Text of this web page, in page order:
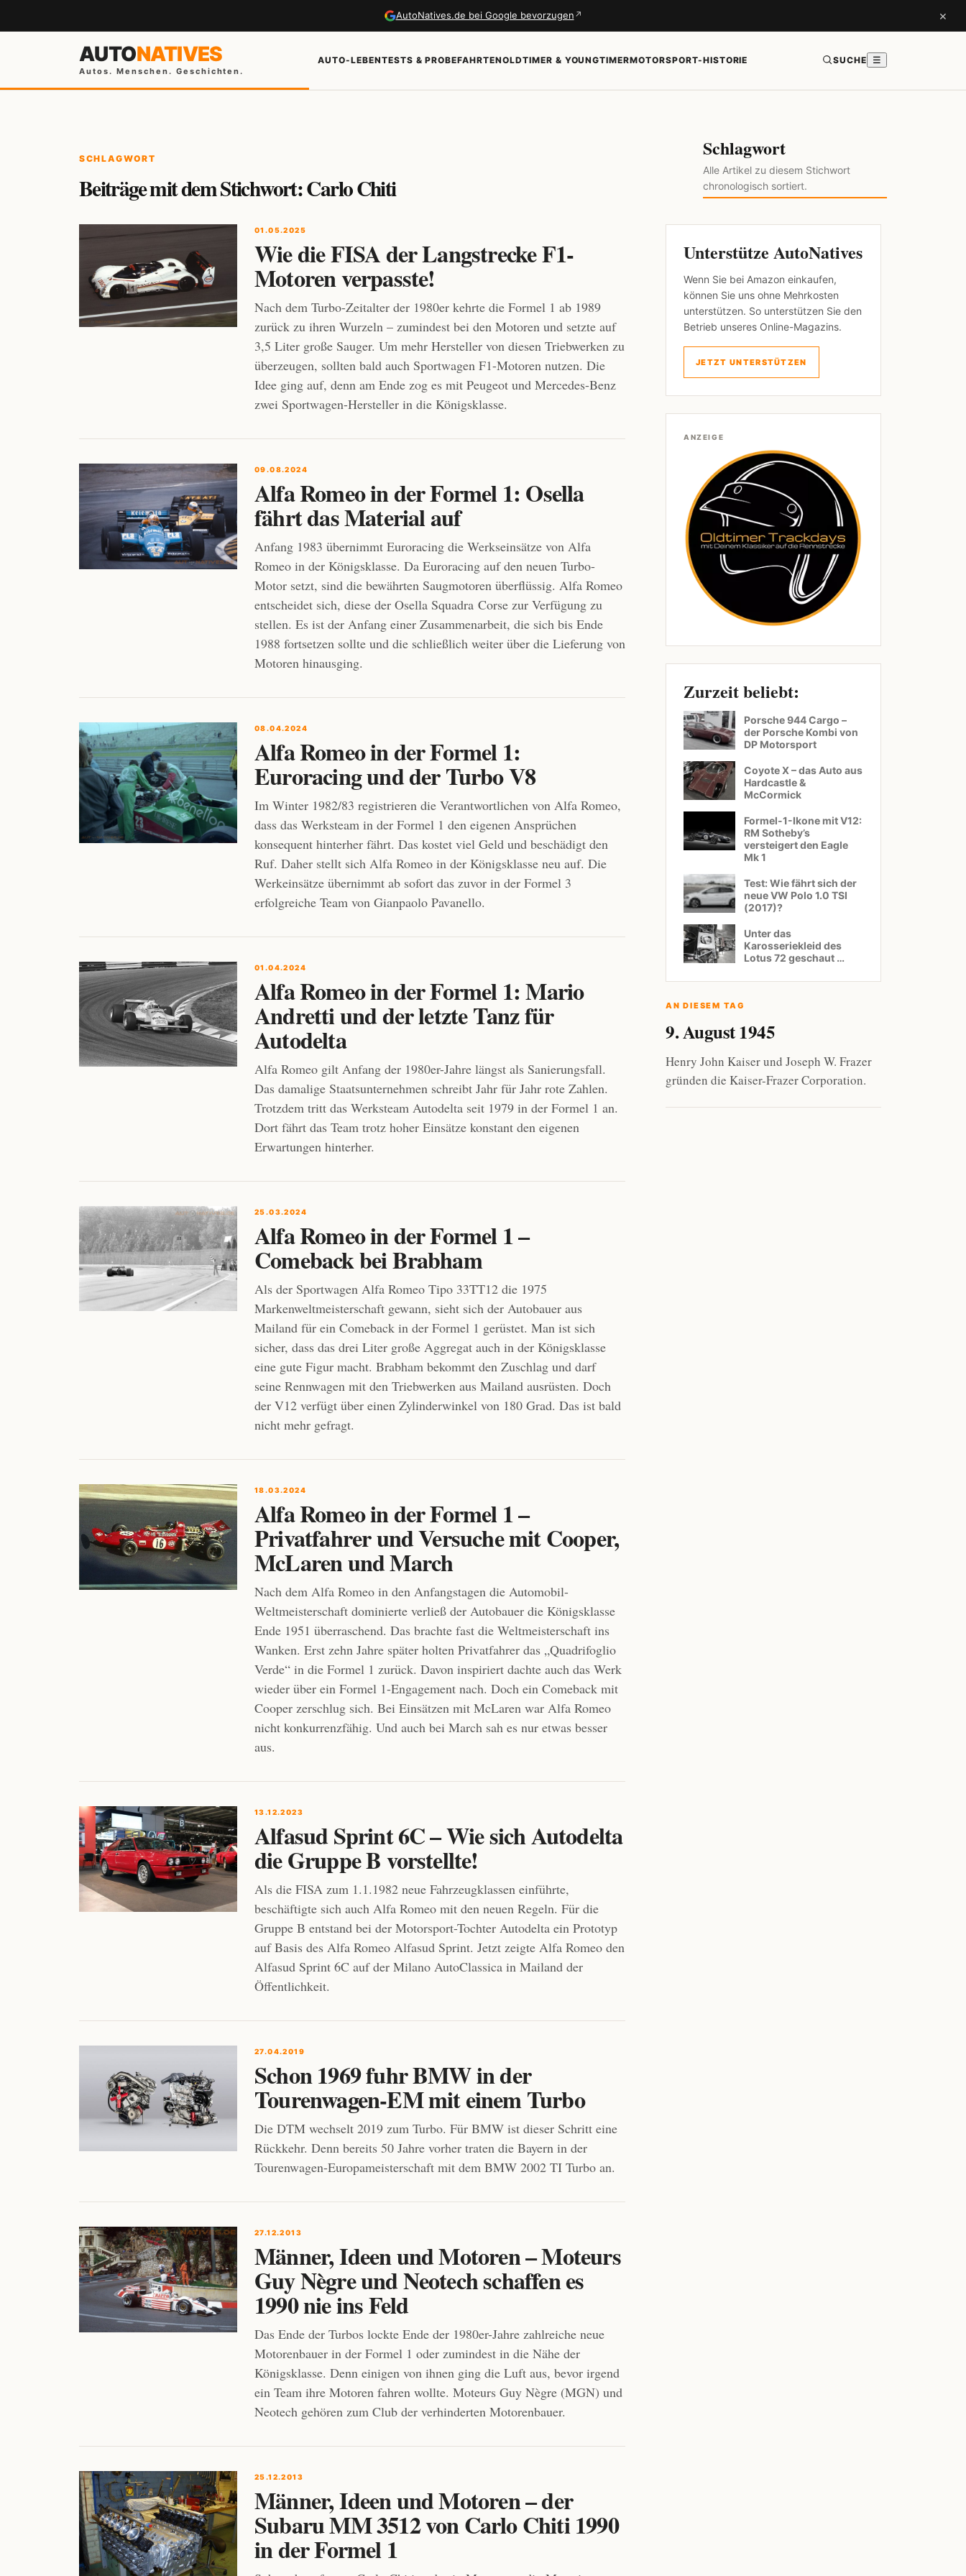
AutoNatives.de bei Google bevorzugen ↗ ×
AUTONATIVES
Autos. Menschen. Geschichten.
AUTO-LEBENTESTS & PROBEFAHRTENOLDTIMER & YOUNGTIMERMOTORSPORT-HISTORIE SUCHE ☰
SCHLAGWORT
Beiträge mit dem Stichwort: Carlo Chiti
Schlagwort
Alle Artikel zu diesem Stichwort
chronologisch sortiert.
01.05.2025
Wie die FISA der Langstrecke F1-
Motoren verpasste!
Nach dem Turbo-Zeitalter der 1980er kehrte die Formel 1 ab 1989
zurück zu ihren Wurzeln – zumindest bei den Motoren und setzte auf
3,5 Liter große Sauger. Um mehr Hersteller von diesen Triebwerken zu
überzeugen, sollten bald auch Sportwagen F1-Motoren nutzen. Die
Idee ging auf, denn am Ende zog es mit Peugeot und Mercedes-Benz
zwei Sportwagen-Hersteller in die Königsklasse.
09.08.2024
Alfa Romeo in der Formel 1: Osella
fährt das Material auf
Anfang 1983 übernimmt Euroracing die Werkseinsätze von Alfa
Romeo in der Königsklasse. Da Euroracing auf den neuen Turbo-
Motor setzt, sind die bewährten Saugmotoren überflüssig. Alfa Romeo
entscheidet sich, diese der Osella Squadra Corse zur Verfügung zu
stellen. Es ist der Anfang einer Zusammenarbeit, die sich bis Ende
1988 fortsetzen sollte und die schließlich weiter über die Lieferung von
Motoren hinausging.
08.04.2024
Alfa Romeo in der Formel 1:
Euroracing und der Turbo V8
Im Winter 1982/83 registrieren die Verantwortlichen von Alfa Romeo,
dass das Werksteam in der Formel 1 den eigenen Ansprüchen
konsequent hinterher fährt. Das kostet viel Geld und beschädigt den
Ruf. Daher stellt sich Alfa Romeo in der Königsklasse neu auf. Die
Werkeinsätze übernimmt ab sofort das zuvor in der Formel 3
erfolgreiche Team von Gianpaolo Pavanello.
01.04.2024
Alfa Romeo in der Formel 1: Mario
Andretti und der letzte Tanz für
Autodelta
Alfa Romeo gilt Anfang der 1980er-Jahre längst als Sanierungsfall.
Das damalige Staatsunternehmen schreibt Jahr für Jahr rote Zahlen.
Trotzdem tritt das Werksteam Autodelta seit 1979 in der Formel 1 an.
Dort fährt das Team trotz hoher Einsätze konstant den eigenen
Erwartungen hinterher.
25.03.2024
Alfa Romeo in der Formel 1 –
Comeback bei Brabham
Als der Sportwagen Alfa Romeo Tipo 33TT12 die 1975
Markenweltmeisterschaft gewann, sieht sich der Autobauer aus
Mailand für ein Comeback in der Formel 1 gerüstet. Man ist sich
sicher, dass das drei Liter große Aggregat auch in der Königsklasse
eine gute Figur macht. Brabham bekommt den Zuschlag und darf
seine Rennwagen mit den Triebwerken aus Mailand ausrüsten. Doch
der V12 verfügt über einen Zylinderwinkel von 180 Grad. Das ist bald
nicht mehr gefragt.
18.03.2024
Alfa Romeo in der Formel 1 –
Privatfahrer und Versuche mit Cooper,
McLaren und March
Nach dem Alfa Romeo in den Anfangstagen die Automobil-
Weltmeisterschaft dominierte verließ der Autobauer die Königsklasse
Ende 1951 überraschend. Das brachte fast die Weltmeisterschaft ins
Wanken. Erst zehn Jahre später holten Privatfahrer das „Quadrifoglio
Verde“ in die Formel 1 zurück. Davon inspiriert dachte auch das Werk
wieder über ein Formel 1-Engagement nach. Doch ein Comeback mit
Cooper zerschlug sich. Bei Einsätzen mit McLaren war Alfa Romeo
nicht konkurrenzfähig. Und auch bei March sah es nur etwas besser
aus.
13.12.2023
Alfasud Sprint 6C – Wie sich Autodelta
die Gruppe B vorstellte!
Als die FISA zum 1.1.1982 neue Fahrzeugklassen einführte,
beschäftigte sich auch Alfa Romeo mit den neuen Regeln. Für die
Gruppe B entstand bei der Motorsport-Tochter Autodelta ein Prototyp
auf Basis des Alfa Romeo Alfasud Sprint. Jetzt zeigte Alfa Romeo den
Alfasud Sprint 6C auf der Milano AutoClassica in Mailand der
Öffentlichkeit.
27.04.2019
Schon 1969 fuhr BMW in der
Tourenwagen-EM mit einem Turbo
Die DTM wechselt 2019 zum Turbo. Für BMW ist dieser Schritt eine
Rückkehr. Denn bereits 50 Jahre vorher traten die Bayern in der
Tourenwagen-Europameisterschaft mit dem BMW 2002 TI Turbo an.
27.12.2013
Männer, Ideen und Motoren – Moteurs
Guy Nègre und Neotech schaffen es
1990 nie ins Feld
Das Ende der Turbos lockte Ende der 1980er-Jahre zahlreiche neue
Motorenbauer in der Formel 1 oder zumindest in die Nähe der
Königsklasse. Denn einigen von ihnen ging die Luft aus, bevor irgend
ein Team ihre Motoren fahren wollte. Moteurs Guy Nègre (MGN) und
Neotech gehören zum Club der verhinderten Motorenbauer.
25.12.2013
Männer, Ideen und Motoren – der
Subaru MM 3512 von Carlo Chiti 1990
in der Formel 1
Unterstütze AutoNatives
Wenn Sie bei Amazon einkaufen,
können Sie uns ohne Mehrkosten
unterstützen. So unterstützen Sie den
Betrieb unseres Online-Magazins.
JETZT UNTERSTÜTZEN
ANZEIGE
Zurzeit beliebt:
Porsche 944 Cargo –
der Porsche Kombi von
DP Motorsport
Coyote X – das Auto aus
Hardcastle &
McCormick
Formel-1-Ikone mit V12:
RM Sotheby’s
versteigert den Eagle
Mk 1
Test: Wie fährt sich der
neue VW Polo 1.0 TSI
(2017)?
Unter das
Karosseriekleid des
Lotus 72 geschaut …
AN DIESEM TAG
9. August 1945
Henry John Kaiser und Joseph W. Frazer
gründen die Kaiser-Frazer Corporation.